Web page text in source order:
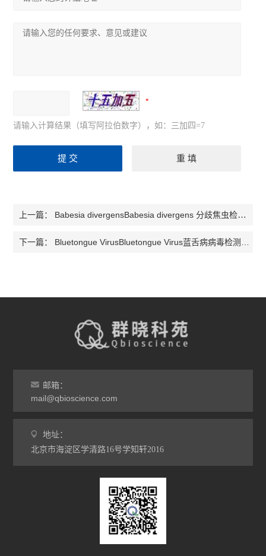
请输入计算结果（填写阿拉伯数字），如：三加四=7
上一篇： Babesia divergensBabesia divergens 分歧焦虫检测试剂盒
下一篇： Bluetongue VirusBluetongue Virus蓝舌病病毒检测试剂盒
邮箱：
mail@qbioscience.com
地址：
北京市海淀区学清路16号学知轩2016